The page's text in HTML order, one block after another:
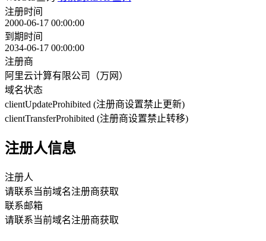
注册时间
2000-06-17 00:00:00
到期时间
2034-06-17 00:00:00
注册商
阿里云计算有限公司（万网）
域名状态
clientUpdateProhibited (注册商设置禁止更新)
clientTransferProhibited (注册商设置禁止转移)
注册人信息
注册人
请联系当前域名注册商获取
联系邮箱
请联系当前域名注册商获取